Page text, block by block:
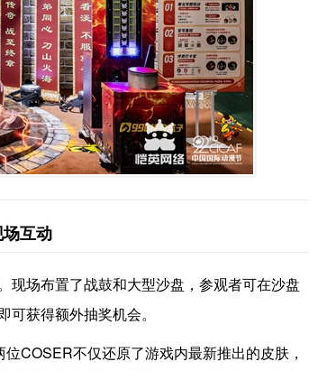
场互动
现场布置了战鼓和大型沙盘，参观者可在沙盘
获得额外抽奖机会。
COSER不仅还原了游戏内最新推出的皮肤，